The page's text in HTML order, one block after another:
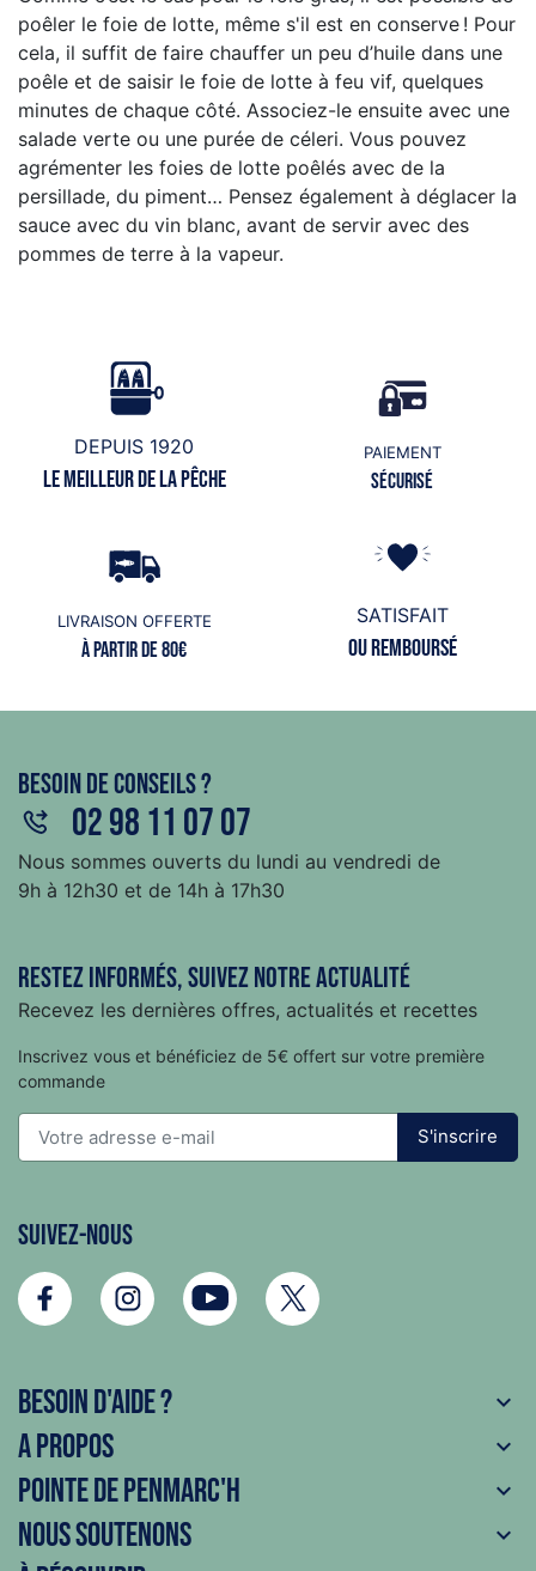
poêler le foie de lotte, même s'il est en conserve ! Pour
cela, il suffit de faire chauffer un peu d’huile dans une
poêle et de saisir le foie de lotte à feu vif, quelques
minutes de chaque côté. Associez-le ensuite avec une
salade verte ou une purée de céleri. Vous pouvez
agrémenter les foies de lotte poêlés avec de la
persillade, du piment… Pensez également à déglacer la
sauce avec du vin blanc, avant de servir avec des
pommes de terre à la vapeur.
DEPUIS 1920
Le meilleur de la pêche
PAIEMENT
Sécurisé
LIVRAISON OFFERTE
à partir de 80€
SATISFAIT
ou remboursé
Besoin de conseils ?
02 98 11 07 07
Nous sommes ouverts du lundi au vendredi de
9h à 12h30 et de 14h à 17h30
Restez informés, suivez notre actualité
Recevez les dernières offres, actualités et recettes
Inscrivez vous et bénéficiez de 5€ offert sur votre première
commande
S'inscrire
Suivez-nous
Besoin d'aide ? 
A propos 
Pointe de Penmarc'h 
Nous soutenons 